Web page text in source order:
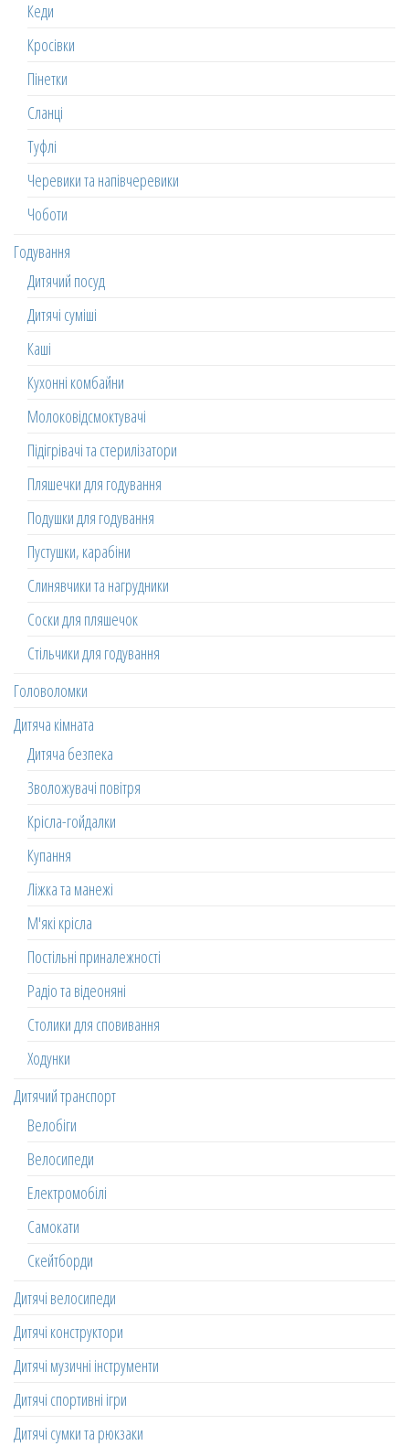
Кеди
Кросівки
Пінетки
Сланці
Туфлі
Черевики та напівчеревики
Чоботи
Годування
Дитячий посуд
Дитячі суміші
Каші
Кухонні комбайни
Молоковідсмоктувачі
Підігрівачі та стерилізатори
Пляшечки для годування
Подушки для годування
Пустушки, карабіни
Слинявчики та нагрудники
Соски для пляшечок
Стільчики для годування
Головоломки
Дитяча кімната
Дитяча безпека
Зволожувачі повітря
Крісла-гойдалки
Купання
Ліжка та манежі
М'які крісла
Постільні приналежності
Радіо та відеоняні
Столики для сповивання
Ходунки
Дитячий транспорт
Велобіги
Велосипеди
Електромобілі
Самокати
Скейтборди
Дитячі велосипеди
Дитячі конструктори
Дитячі музичні інструменти
Дитячі спортивні ігри
Дитячі сумки та рюкзаки